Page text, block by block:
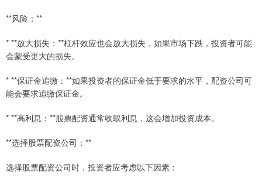
**风险：**
* **放大损失：**杠杆效应也会放大损失，如果市场下跌，投资者可能
会蒙受更大的损失。
* **保证金追缴：**如果投资者的保证金低于要求的水平，配资公司可
能会要求追缴保证金。
* **高利息：**股票配资通常收取利息，这会增加投资成本。
**选择股票配资公司：**
选择股票配资公司时，投资者应考虑以下因素：